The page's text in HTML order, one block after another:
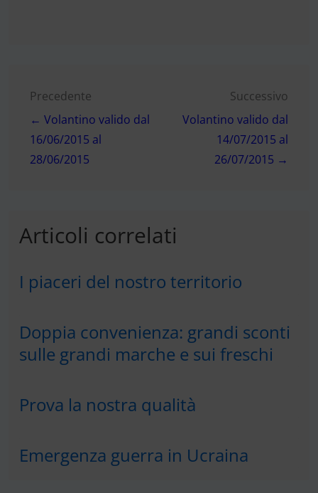
Navigazione
articoli
Precedente
← Volantino valido dal
16/06/2015 al
28/06/2015
Successivo
Volantino valido dal
14/07/2015 al
26/07/2015 →
Articoli correlati
I piaceri del nostro territorio
Doppia convenienza: grandi sconti
sulle grandi marche e sui freschi
Prova la nostra qualità
Emergenza guerra in Ucraina